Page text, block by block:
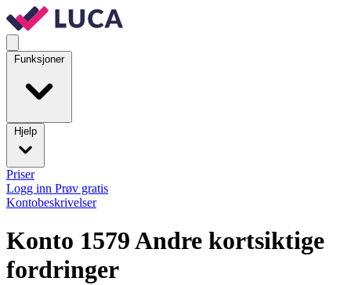
Funksjoner
Hjelp
Priser
Logg inn Prøv gratis
Kontobeskrivelser
Konto 1579Andre kortsiktige
fordringer